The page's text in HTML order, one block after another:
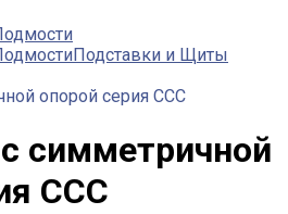
Подставки и Щиты
опорой серия CCC
симметричной
CCC